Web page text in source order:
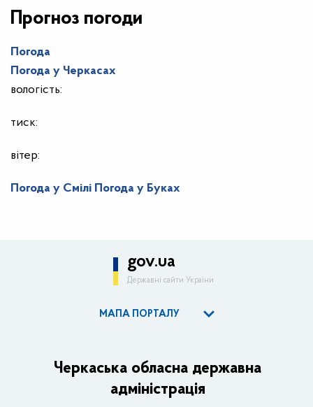
Прогноз погоди
Погода
Погода у Черкасах
вологість:
тиск:
вітер:
Погода у Смілі Погода у Буках
gov.ua
Державні сайти України
МАПА ПОРТАЛУ
Керівництво адміністрації
Основні завдання та нормативно-правові засади
Черкаська обласна державна
адміністрація